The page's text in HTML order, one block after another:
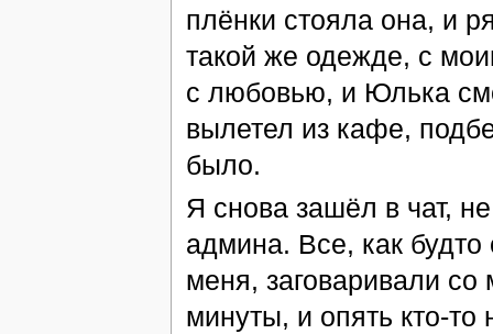
плёнки стояла она, и
такой же одежде, с
с любовью, и Юлька
вылетел из кафе,
было.
Я снова зашёл в чат,
админа. Все, как
меня, заговаривали
минуты, и опять кто-